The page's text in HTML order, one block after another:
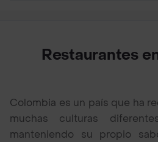
Restaurantes
Colombia es un país que ha
muchas culturas
manteniendo su propio